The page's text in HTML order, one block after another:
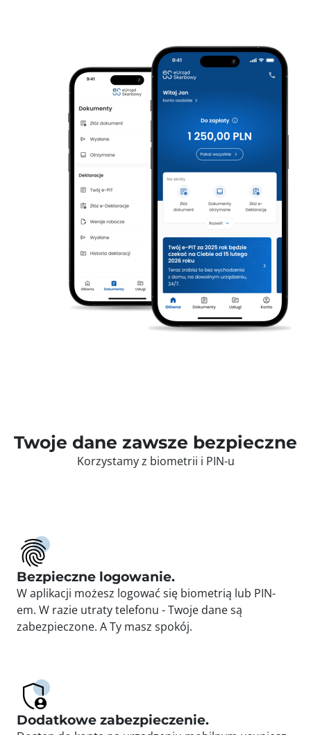
Twoje dane zawsze bezpieczne
Korzystamy z biometrii i PIN-u
Bezpieczne logowanie.
W aplikacji możesz logować się biometrią lub PIN-
em. W razie utraty telefonu - Twoje dane są
zabezpieczone. A Ty masz spokój.
Dodatkowe zabezpieczenie.